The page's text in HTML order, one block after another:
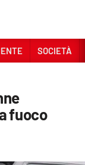
SOCIETÀ
fuoco